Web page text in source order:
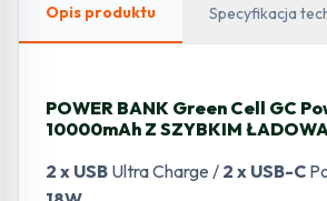
Opis produktu Specyfikacja
POWER BANK Green Cell GC
10000mAh Z SZYBKIM
2 x USB Ultra Charge / 2 x USB-C